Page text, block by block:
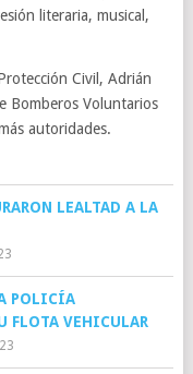
literaria, musical,
Civil, Adrián
Bomberos Voluntarios
autoridades.
LEALTAD A LA
POLICÍA
FLOTA VEHICULAR